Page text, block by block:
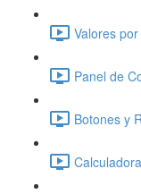
Valores
Panel de
Botones y